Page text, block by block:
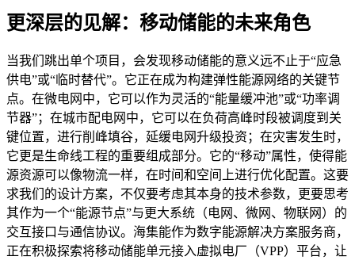
更深层的见解：移动储能的未来角色
当我们跳出单个项目，会发现移动储能的意义远不止于“应急
供电”或“临时替代”。它正在成为构建弹性能源网络的关键节
点。在微电网中，它可以作为灵活的“能量缓冲池”或“功率调
节器”；在城市配电网中，它可以在负荷高峰时段被调度到关
键位置，进行削峰填谷，延缓电网升级投资；在灾害发生时，
它更是生命线工程的重要组成部分。它的“移动”属性，使得能
源资源可以像物流一样，在时间和空间上进行优化配置。这要
求我们的设计方案，不仅要考虑其本身的技术参数，更要思考
其作为一个“能源节点”与更大系统（电网、微网、物联网）的
交互接口与通信协议。海集能作为数字能源解决方案服务商，
正在积极探索将移动储能单元接入虚拟电厂（VPP）平台，让